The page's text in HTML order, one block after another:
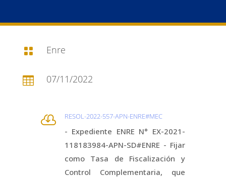
 Enre
 07/11/2022
 RESOL-2022-557-APN-ENRE#MEC
- Expediente ENRE N° EX-2021-
118183984-APN-SD#ENRE - Fijar
como Tasa de Fiscalización y
Control Complementaria, que